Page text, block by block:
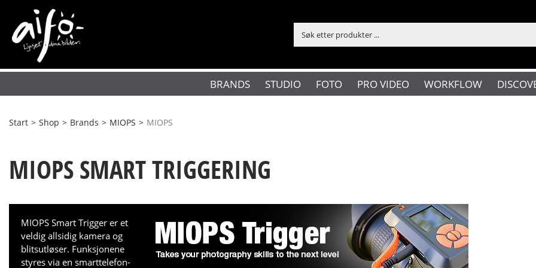
BRANDS STUDIO FOTO PRO VIDEO WORKFLOW
Start > Shop > Brands > MIOPS > MIOPS
MIOPS SMART TRIGGERING
MIOPS Smart Trigger er et
veldig allsidig kamera og
blitsutløser. Funksjonene
styres via en smarttelefon-